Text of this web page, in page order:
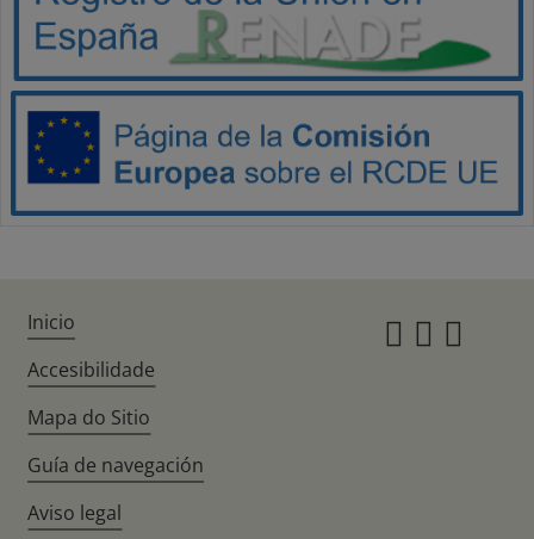
Inicio
Accesibilidade
Mapa do Sitio
Guía de navegación
Aviso legal